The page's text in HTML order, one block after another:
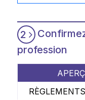
2
profession